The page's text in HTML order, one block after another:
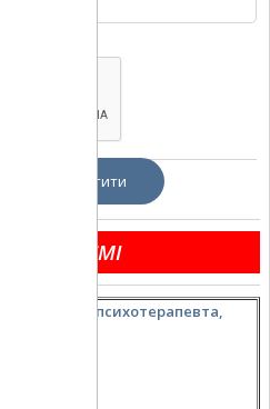
ЧИТАЄМІ
психолога, психотерапевта,